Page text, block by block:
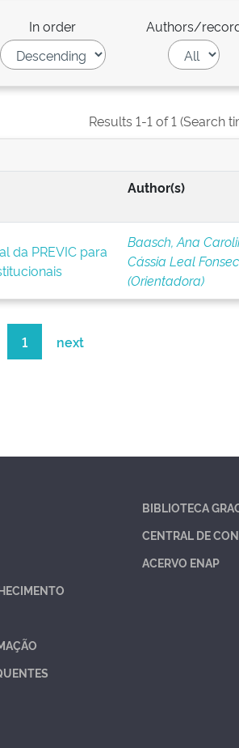
In order Authors/
Results 1-1 of 1 (Search
Author(s)
da PREVIC para
Baasch, Ana
Cássia Leal
(Orientadora)
1 next
BIBLIOTECA
CENTRAL DE
ACERVO ENAP